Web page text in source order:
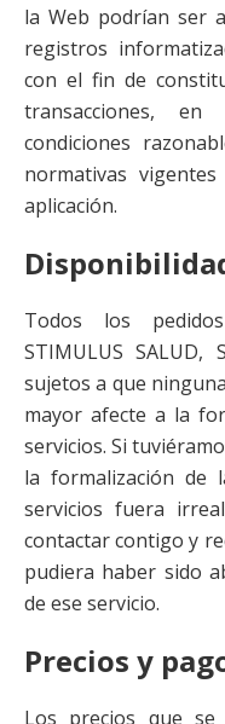
la Web podrían ser
registros
con el fin de
transacciones,
condiciones
normativas
aplicación.
Todos los
STIMULUS
sujetos a que
mayor afecte a la
servicios. Si
la formalización de
servicios fuera
contactar contigo y
pudiera haber sido
de ese servicio.
Precios y
Los precios que